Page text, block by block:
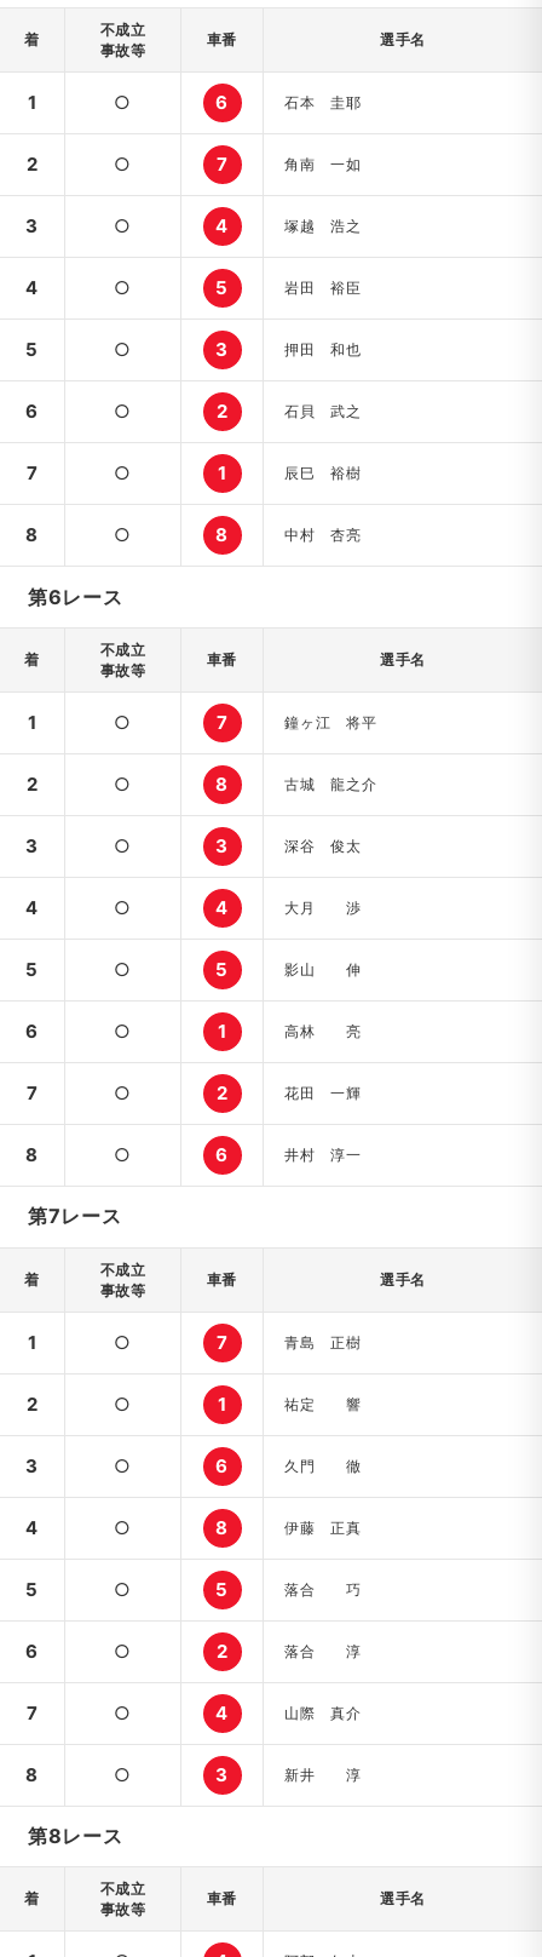
着
不成立
事故等
車番 選手名
1 ○ 6 石本 圭耶
2 ○ 7 角南 一如
3 ○ 4 塚越 浩之
4 ○ 5 岩田 裕臣
5 ○ 3 押田 和也
6 ○ 2 石貝 武之
7 ○ 1 辰巳 裕樹
8 ○ 8 中村 杏亮
第6レース
着
不成立
事故等
車番 選手名
1 ○ 7 鐘ヶ江 将平
2 ○ 8 古城 龍之介
3 ○ 3 深谷 俊太
4 ○ 4 大月 渉
5 ○ 5 影山 伸
6 ○ 1 高林 亮
7 ○ 2 花田 一輝
8 ○ 6 井村 淳一
第7レース
着
不成立
事故等
車番 選手名
1 ○ 7 青島 正樹
2 ○ 1 祐定 響
3 ○ 6 久門 徹
4 ○ 8 伊藤 正真
5 ○ 5 落合 巧
6 ○ 2 落合 淳
7 ○ 4 山際 真介
8 ○ 3 新井 淳
第8レース
着
不成立
事故等
車番 選手名